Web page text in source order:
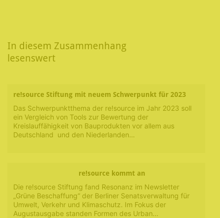
In diesem Zusammenhang
lesenswert
re!source Stiftung mit neuem Schwerpunkt für 2023
Das Schwerpunktthema der re!source im Jahr 2023 soll
ein Vergleich von Tools zur Bewertung der
Kreislauffähigkeit von Bauprodukten vor allem aus
Deutschland und den Niederlanden…
re!source kommt an
Die re!source Stiftung fand Resonanz im Newsletter
„Grüne Beschaffung“ der Berliner Senatsverwaltung für
Umwelt, Verkehr und Klimaschutz. Im Fokus der
Augustausgabe standen Formen des Urban…